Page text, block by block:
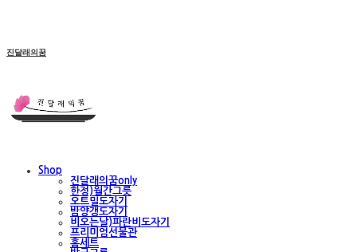
진달래의꿈
Shop
진달래의꿈only
한정)월간그릇
오트밀도자기
밤양갱도자기
비오는날)파란비도자기
프리미엄선물관
홈세트